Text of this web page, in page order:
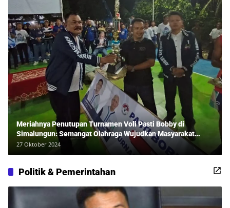
Meriahnya Penutupan Turnamen Voli Pasti Bobby di
Simalungun: Semangat Olahraga Wujudkan Masyarakat
Sehat Bersama Erwan Rozadi dan Ribuan Penonton!
27 Oktober 2024
Politik & Pemerintahan